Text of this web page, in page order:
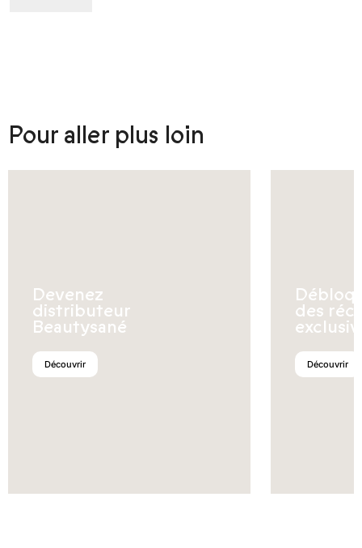
Pour aller plus loin
Devenez
distributeur
Beautysané
Découvrir
des
Découvrir